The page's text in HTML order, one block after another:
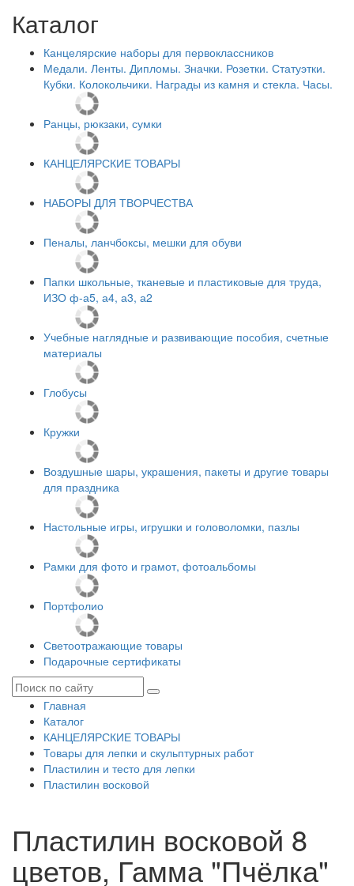
Каталог
Канцелярские наборы для первоклассников
Медали. Ленты. Дипломы. Значки. Розетки. Статуэтки.
Кубки. Колокольчики. Награды из камня и стекла. Часы.
Ранцы, рюкзаки, сумки
КАНЦЕЛЯРСКИЕ ТОВАРЫ
НАБОРЫ ДЛЯ ТВОРЧЕСТВА
Пеналы, ланчбоксы, мешки для обуви
Папки школьные, тканевые и пластиковые для труда,
ИЗО ф-а5, а4, а3, а2
Учебные наглядные и развивающие пособия, счетные
материалы
Глобусы
Кружки
Воздушные шары, украшения, пакеты и другие товары
для праздника
Настольные игры, игрушки и головоломки, пазлы
Рамки для фото и грамот, фотоальбомы
Портфолио
Светоотражающие товары
Подарочные сертификаты
Главная
Каталог
КАНЦЕЛЯРСКИЕ ТОВАРЫ
Товары для лепки и скульптурных работ
Пластилин и тесто для лепки
Пластилин восковой
Пластилин восковой 8
цветов, Гамма "Пчёлка"